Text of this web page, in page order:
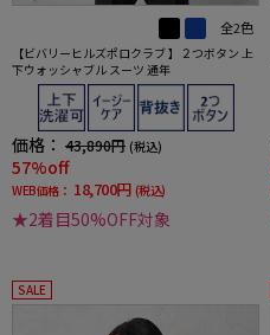
全2色
【ビバリーヒルズポロクラブ 】２つボタン 上
下ウォッシャブル スーツ 通年
価格： 43,890円 (税込)
57%off
WEB価格： 18,700円 (税込)
★2着目50%OFF対象
SALE